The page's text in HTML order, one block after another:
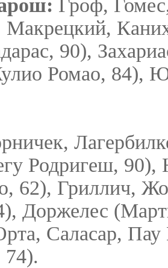
Гроф,
Макрецкий,
90),
Ромао, 84),
Родригеш, 90),
62), Гриллич,
Доржелес
Саласар, Пау
74).